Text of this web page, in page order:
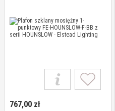
767,00 zł